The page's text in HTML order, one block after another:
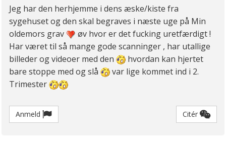
Jeg har den herhjemme i dens æske/kiste fra
sygehuset og den skal begraves i næste uge på Min
oldemors grav
øv hvor er det fucking uretfærdigt !
Har været til så mange gode scanninger , har utallige
billeder og videoer med den
hvordan kan hjertet
bare stoppe med og slå
var lige kommet ind i 2.
Trimester
Anmeld Citér